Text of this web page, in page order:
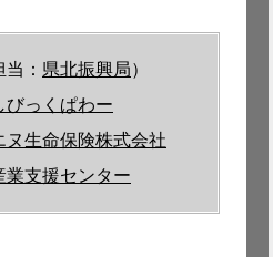
当： 県北振興局）
びっくぱわー
ヌ生命保険株式会社
業支援センター